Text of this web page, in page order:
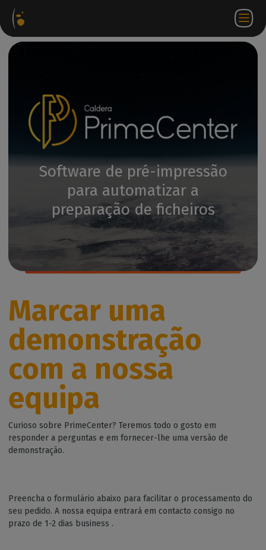
PT
Software de pré-impressão
para automatizar a
preparação de ficheiros
Marcar uma
demonstração
com a nossa
equipa
Curioso sobre PrimeCenter? Teremos todo o gosto em
responder a perguntas e em fornecer-lhe uma versão de
demonstração.
Preencha o formulário abaixo para facilitar o processamento do
seu pedido. A nossa equipa entrará em contacto consigo no
prazo de 1-2 dias business .